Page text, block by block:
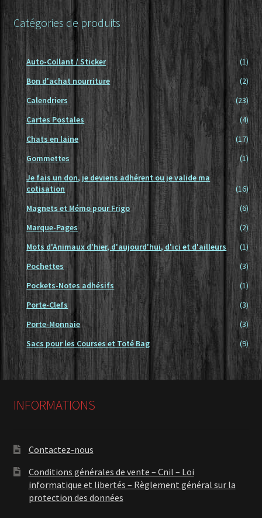
libertés – Règlement général sur la protection des
données
Mon compte
Nouveaux Produits
Panier
Catégories de produits
Auto-Collant / Sticker
(1)
Bon d'achat nourriture
(2)
Calendriers
(23)
Cartes Postales
(4)
Chats en laine
(17)
Gommettes
(1)
Je fais un don, je deviens adhérent ou je valide ma
cotisation
(16)
Magnets et Mémo pour Frigo
(6)
Marque-Pages
(2)
Mots d'Animaux d'hier, d'aujourd'hui, d'ici et d'ailleurs
(1)
Pochettes
(3)
Pockets-Notes adhésifs
(1)
Porte-Clefs
(3)
Porte-Monnaie
(3)
Sacs pour les Courses et Toté Bag
(9)
INFORMATIONS
Contactez-nous
Conditions générales de vente – Cnil – Loi
informatique et libertés – Règlement général sur la
protection des données